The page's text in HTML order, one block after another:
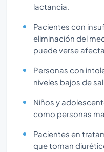
lactancia.
Pacientes con
eliminación del
puede verse
Personas con
niveles bajos de
Niños y
como personas
Pacientes en
que toman